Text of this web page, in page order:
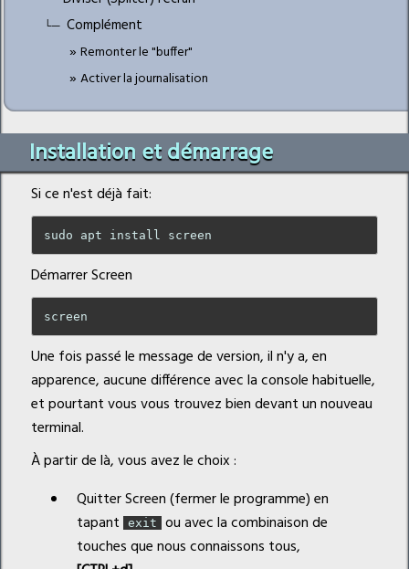
Complément
Remonter le "buffer"
Activer la journalisation
Installation et démarrage
Si ce n'est déjà fait:
Démarrer Screen
Une fois passé le message de version, il n'y a, en
apparence, aucune différence avec la console habituelle,
et pourtant vous vous trouvez bien devant un nouveau
terminal.
À partir de là, vous avez le choix :
Quitter Screen (fermer le programme) en
tapant
exit
ou avec la combinaison de
touches que nous connaissons tous,